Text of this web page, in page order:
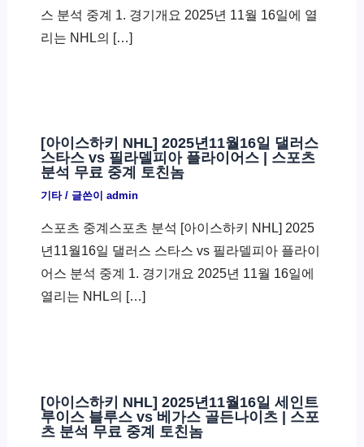
스 분석 중계 1. 경기개요 2025년 11월 16일에 열
리는 NHL의 […]
[아이스하키 NHL] 2025년11월16일 댈러스
스타스 vs 필라델피아 플라이어스 | 스포츠
분석 무료 중계 토친놈
기타/ 글쓴이 admin
스포츠 중계스포츠 분석 [아이스하키 NHL] 2025
년11월16일 댈러스 스타스 vs 필라델피아 플라이
어스 분석 중계 1. 경기개요 2025년 11월 16일에
열리는 NHL의 […]
[아이스하키 NHL] 2025년11월16일 세인트
루이스 블루스 vs 베가스 골든나이츠 | 스포
츠 분석 무료 중계 토친놈